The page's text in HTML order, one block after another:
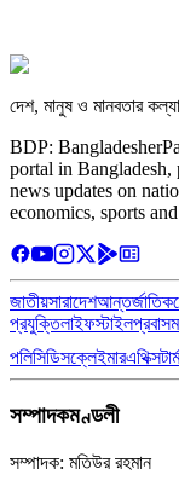
দেশ, মানুষ ও মানবতার
BDP:
portal in
news updates on
economics, sports
জাতীয়সারাদেশআন্তর্জাতিক
প্রযুক্তিলাইফস্টাইলপ্রবাস
পলিসিডিসক্লেইমারএথিক্স
সম্পাদকমণ্ডলী
সম্পাদক: মতিউর রহমান